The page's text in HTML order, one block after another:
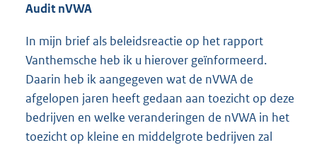
Audit nVWA
In mijn brief als beleidsreactie op het rapport
Vanthemsche heb ik u hierover geïnformeerd.
Daarin heb ik aangegeven wat de nVWA de
afgelopen jaren heeft gedaan aan toezicht op deze
bedrijven en welke veranderingen de nVWA in het
toezicht op kleine en middelgrote bedrijven zal